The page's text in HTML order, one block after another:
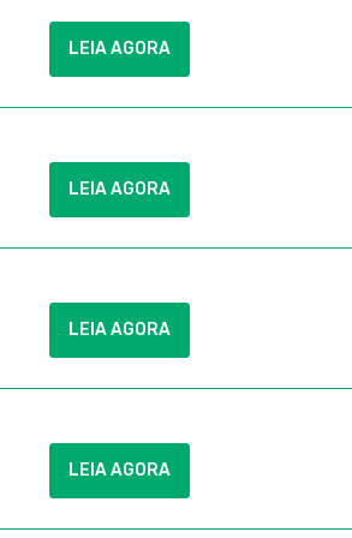
LEIA AGORA
LEIA AGORA
LEIA AGORA
LEIA AGORA